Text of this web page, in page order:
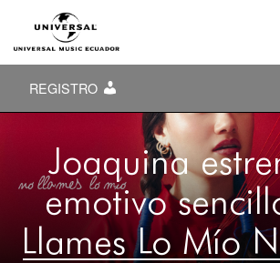
REGISTRO
Joaquina
emotivo
Llames Lo Mío